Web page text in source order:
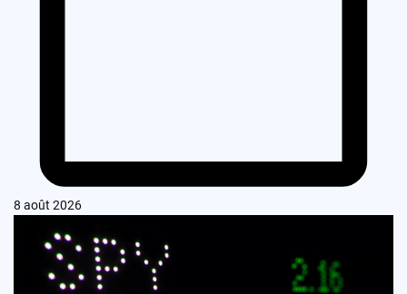
8 août 2026